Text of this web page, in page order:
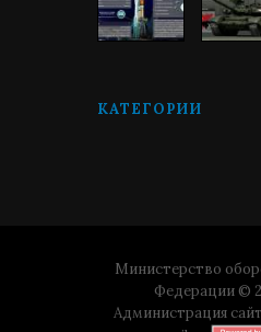
КАТЕГОРИИ
Министерство
Федерации ©
Администрация